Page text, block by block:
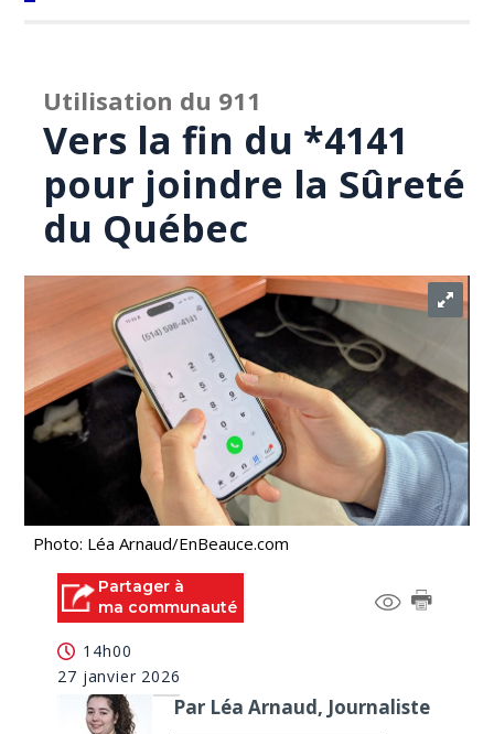
Utilisation du 911
Vers la fin du *4141
pour joindre la Sûreté
du Québec
Photo: Léa Arnaud/EnBeauce.com
Partager à
ma communauté
14h00
27 janvier 2026
Par Léa Arnaud, Journaliste